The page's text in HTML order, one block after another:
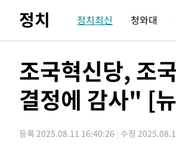
1시간 전 >
여자배구 이재영·이다영 자매,
1시간 전 >외국인 심판 성 접대 7경기 들여
1시간 전 >[속보]코스피, 6200선 약보합
1시간 전 >[속보]원·달러 환율, 7.7원 내린
1시간 전 >[속보] 노원서 40.1도 관측…서울
2시간 전 >외신들도 주목한 韓축구 파문…"국
정치 정치최신 청와대
조국혁신당, 조
결정에 감사" [
등록 2025.08.11 16:40:26 수정